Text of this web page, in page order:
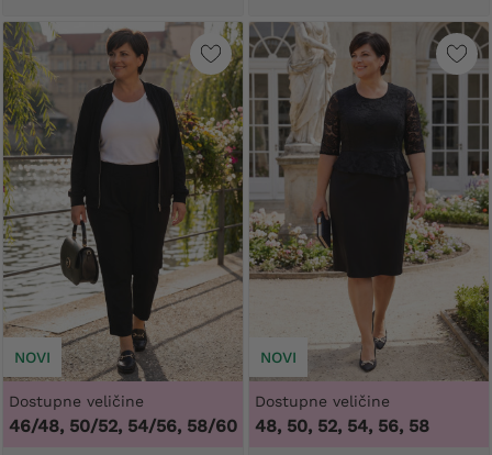
NOVI
Dostupne veličine
46/48, 50/52, 54/56, 58/60
NOVI
Dostupne veličine
48, 50, 52, 54, 56, 58